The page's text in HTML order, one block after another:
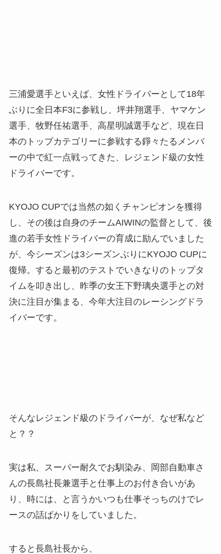
三浦愛選手といえば、女性ドライバーとして18年
ぶりに全日本F3に参戦し、坪井翔選手、ヤマケン
選手、牧野任祐選手、高星明誠選手など、現在日
本のトップカテゴリーに参戦する錚々たるメンバ
ーの中で紅一点戦ってきた、レジェンド級の女性
ドライバーです。
KYOJO CUPでは当然の如くチャンピオンを獲得
し、その後は自身のチームAIWINの監督として、後
進の若手女性ドライバーの育成に励んでいました
が、今シーズンは3シーズンぶりにKYOJO CUPに
復帰。すると最初のテストでいきなりのトップタ
イムを叩き出し、昨季の女王下野璃央選手との対
決に注目が集まる、今年大注目のレーシングドラ
イバーです。
そんなレジェンド級のドライバーが、なぜ私など
と？？
実は私、スーパー耐久でお馴染み、岡部自動車さ
んの長島社長兼選手と仕事上のお付き合いがあ
り、時には、と言うかいつも仕事そっちのけでレ
ースの話ばかりをしていました。
すると長島社長から、